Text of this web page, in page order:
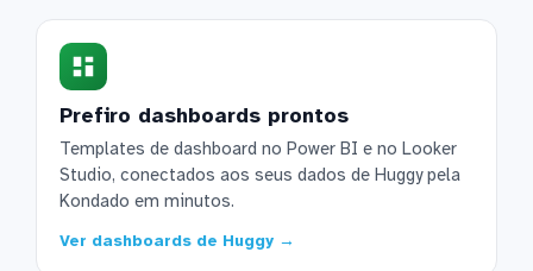
Prefiro dashboards prontos
Templates de dashboard no Power BI e no Looker
Studio, conectados aos seus dados de Huggy pela
Kondado em minutos.
Ver dashboards de Huggy →